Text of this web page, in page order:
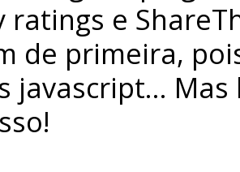
ratings e
de primeira,
javascript… Mas